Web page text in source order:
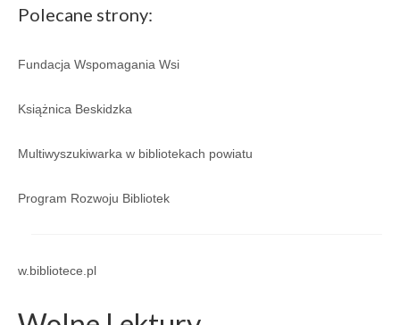
Polityka prywatności
Regulamin
Regulamin korzystania ze zbiorów i usług GBP
w Porąbce.
Galeria
Galeria 2026
Galeria 2024
Polecane strony:
Fundacja Wspomagania Wsi
Książnica Beskidzka
Multiwyszukiwarka w bibliotekach powiatu
Program Rozwoju Bibliotek
w.bibliotece.pl